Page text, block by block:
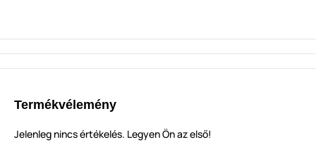
Termékvélemény
Jelenleg nincs értékelés. Legyen Ön az első!